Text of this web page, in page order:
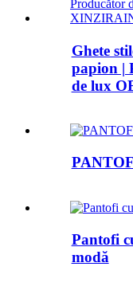
Ghete
papion |
de lux
Pantofi
modă